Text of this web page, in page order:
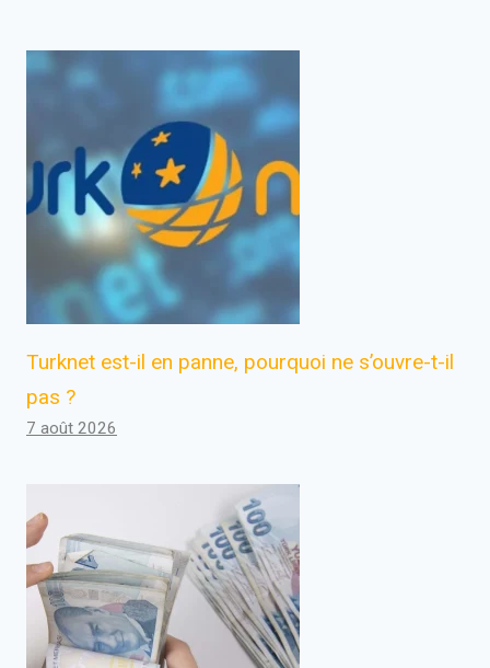
Turknet est-il en panne, pourquoi ne s’ouvre-t-il
pas ?
7 août 2026